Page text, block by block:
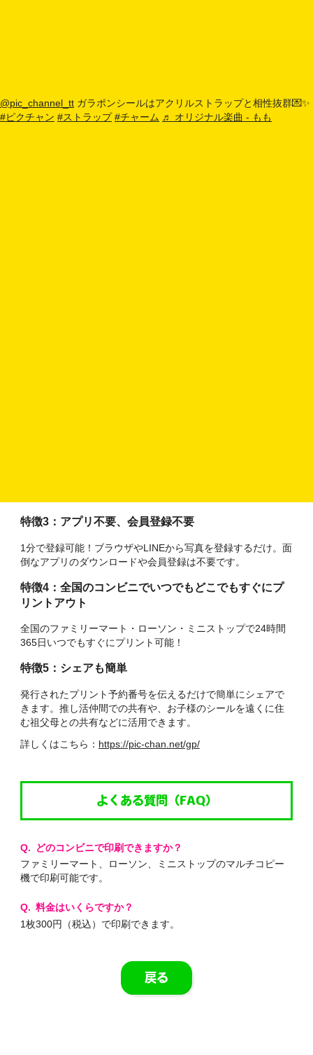
@pic_channel_ttガラポンシールはアクリルストラップと相性抜群💌✨
#ピクチャン #ストラップ #チャーム ♬ オリジナル楽曲 - もも
特徴3：アプリ不要、会員登録不要
1分で登録可能！ブラウザやLINEから写真を登録するだけ。面
倒なアプリのダウンロードや会員登録は不要です。
特徴4：全国のコンビニでいつでもどこでもすぐにプ
リントアウト
全国のファミリーマート・ローソン・ミニストップで24時間
365日いつでもすぐにプリント可能！
特徴5：シェアも簡単
発行されたプリント予約番号を伝えるだけで簡単にシェアで
きます。推し活仲間での共有や、お子様のシールを遠くに住
む祖父母との共有などに活用できます。
詳しくはこちら： https://pic-chan.net/gp/
よくある質問（FAQ）
どのコンビニで印刷できますか？
ファミリーマート、ローソン、ミニストップのマルチコピー
機で印刷可能です。
料金はいくらですか？
1枚300円（税込）で印刷できます。
戻る